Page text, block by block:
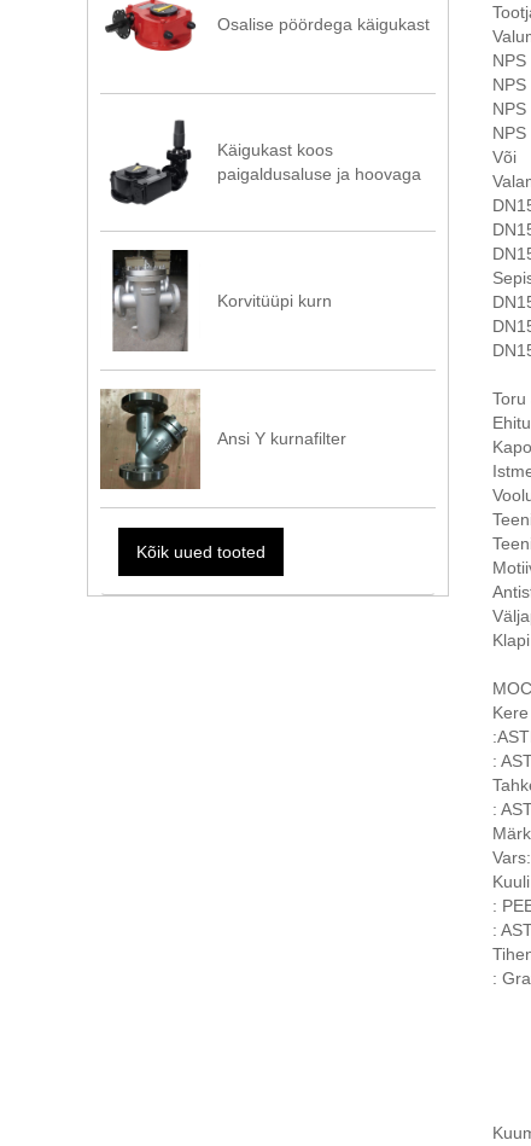
Osalise pöördega käigukast
Käigukast koos
paigaldusaluse ja hoovaga
Korvitüüpi kurn
Ansi Y kurnafilter
Kõik uued tooted
Või
:
:
:
:
: